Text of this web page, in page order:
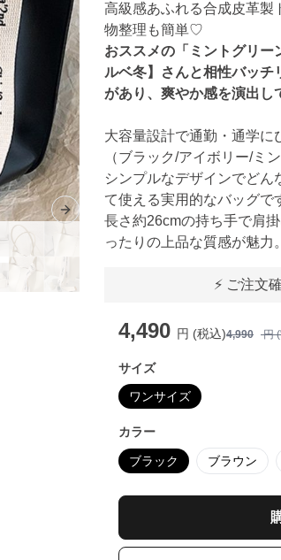
Next slide
高級感あふれる合成皮革製
物整理も簡単♡
おススメの「ミントグリー
ルベ冬】さんと相性バッチ
があり、爽やか感を演出し
大容量設計で通勤・通学に
（ブラック/アイボリー/ミ
シンプルなデザインでどん
て使える実用的なバッグで
長さ約26cmの持ち手で肩
ったりの上品な質感が魅力。
⚡ ご注文
4,490 円 (税込)4,990 円 (
サイズ
ワンサイズ
カラー
ブラック ブラウン